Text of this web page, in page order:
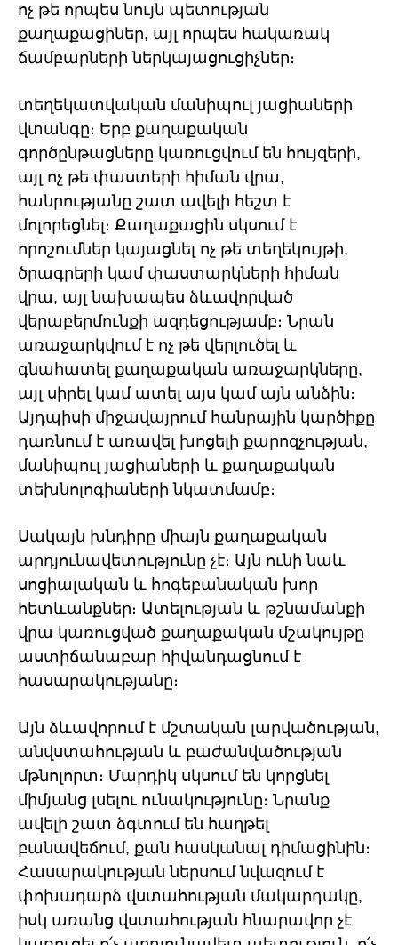
ոչ թե որպես նույն պետության
քաղաքացիներ, այլ որպես հակառակ
ճամբարների ներկայացուցիչներ։
տեղեկատվական մանիպուլ յացիաների
վտանգը։ Երբ քաղաքական
գործընթացները կառուցվում են հույզերի,
այլ ոչ թե փաստերի հիման վրա,
հանրությանը շատ ավելի հեշտ է
մոլորեցնել։ Քաղաքացին սկսում է
որոշումներ կայացնել ոչ թե տեղեկույթի,
ծրագրերի կամ փաստարկների հիման
վրա, այլ նախապես ձևավորված
վերաբերմունքի ազդեցությամբ։ Նրան
առաջարկվում է ոչ թե վերլուծել և
գնահատել քաղաքական առաջարկները,
այլ սիրել կամ ատել այս կամ այն անձին։
Այդպիսի միջավայրում հանրային կարծիքը
դառնում է առավել խոցելի քարոզչության,
մանիպուլ յացիաների և քաղաքական
տեխնոլոգիաների նկատմամբ։
Սակայն խնդիրը միայն քաղաքական
արդյունավետությունը չէ։ Այն ունի նաև
սոցիալական և հոգեբանական խոր
հետևանքներ։ Ատելության և թշնամանքի
վրա կառուցված քաղաքական մշակույթը
աստիճանաբար հիվանդացնում է
հասարակությանը։
Այն ձևավորում է մշտական լարվածության,
անվստահության և բաժանվածության
մթնոլորտ։ Մարդիկ սկսում են կորցնել
միմյանց լսելու ունակությունը։ Նրանք
ավելի շատ ձգտում են հաղթել
բանավեճում, քան հասկանալ դիմացինին։
Հասարակության ներսում նվազում է
փոխադարձ վստահության մակարդակը,
իսկ առանց վստահության հնարավոր չէ